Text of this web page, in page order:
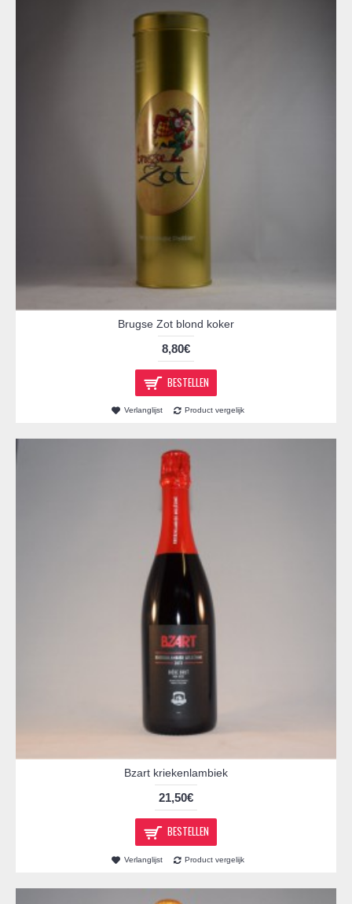
Brugse Zot blond koker
8,80€
BESTELLEN
Verlanglijst Product vergelijk
Bzart kriekenlambiek
21,50€
BESTELLEN
Verlanglijst Product vergelijk